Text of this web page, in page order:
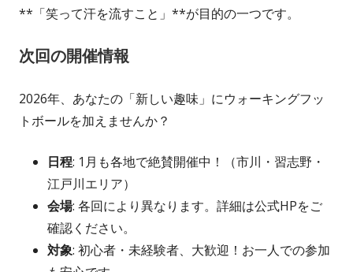
**「笑って汗を流すこと」**が目的の一つです。
次回の開催情報
2026年、あなたの「新しい趣味」にウォーキングフッ
トボールを加えませんか？
日程: 1月も各地で絶賛開催中！（市川・習志野・
江戸川エリア）
会場: 各回により異なります。詳細は公式HPをご
確認ください。
対象: 初心者・未経験者、大歓迎！お一人での参加